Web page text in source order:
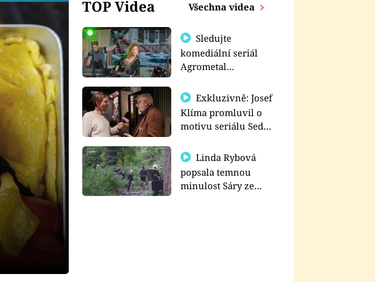
TOP Videa Všechna videa
Sledujte
komediální seriál
Agrometal
prima+
Exkluzivně: Josef
Klíma promluvil o
motivu seriálu Sedm
Linda Rybová
popsala temnou
minulost Sáry ze